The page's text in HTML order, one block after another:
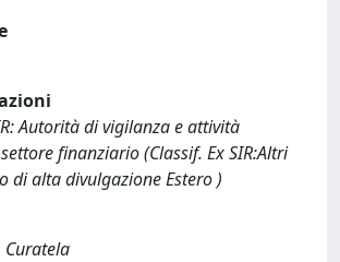
Autorità di vigilanza e attività
finanziario (Classif. Ex SIR:Altri
di alta divulgazione Estero )
Curatela